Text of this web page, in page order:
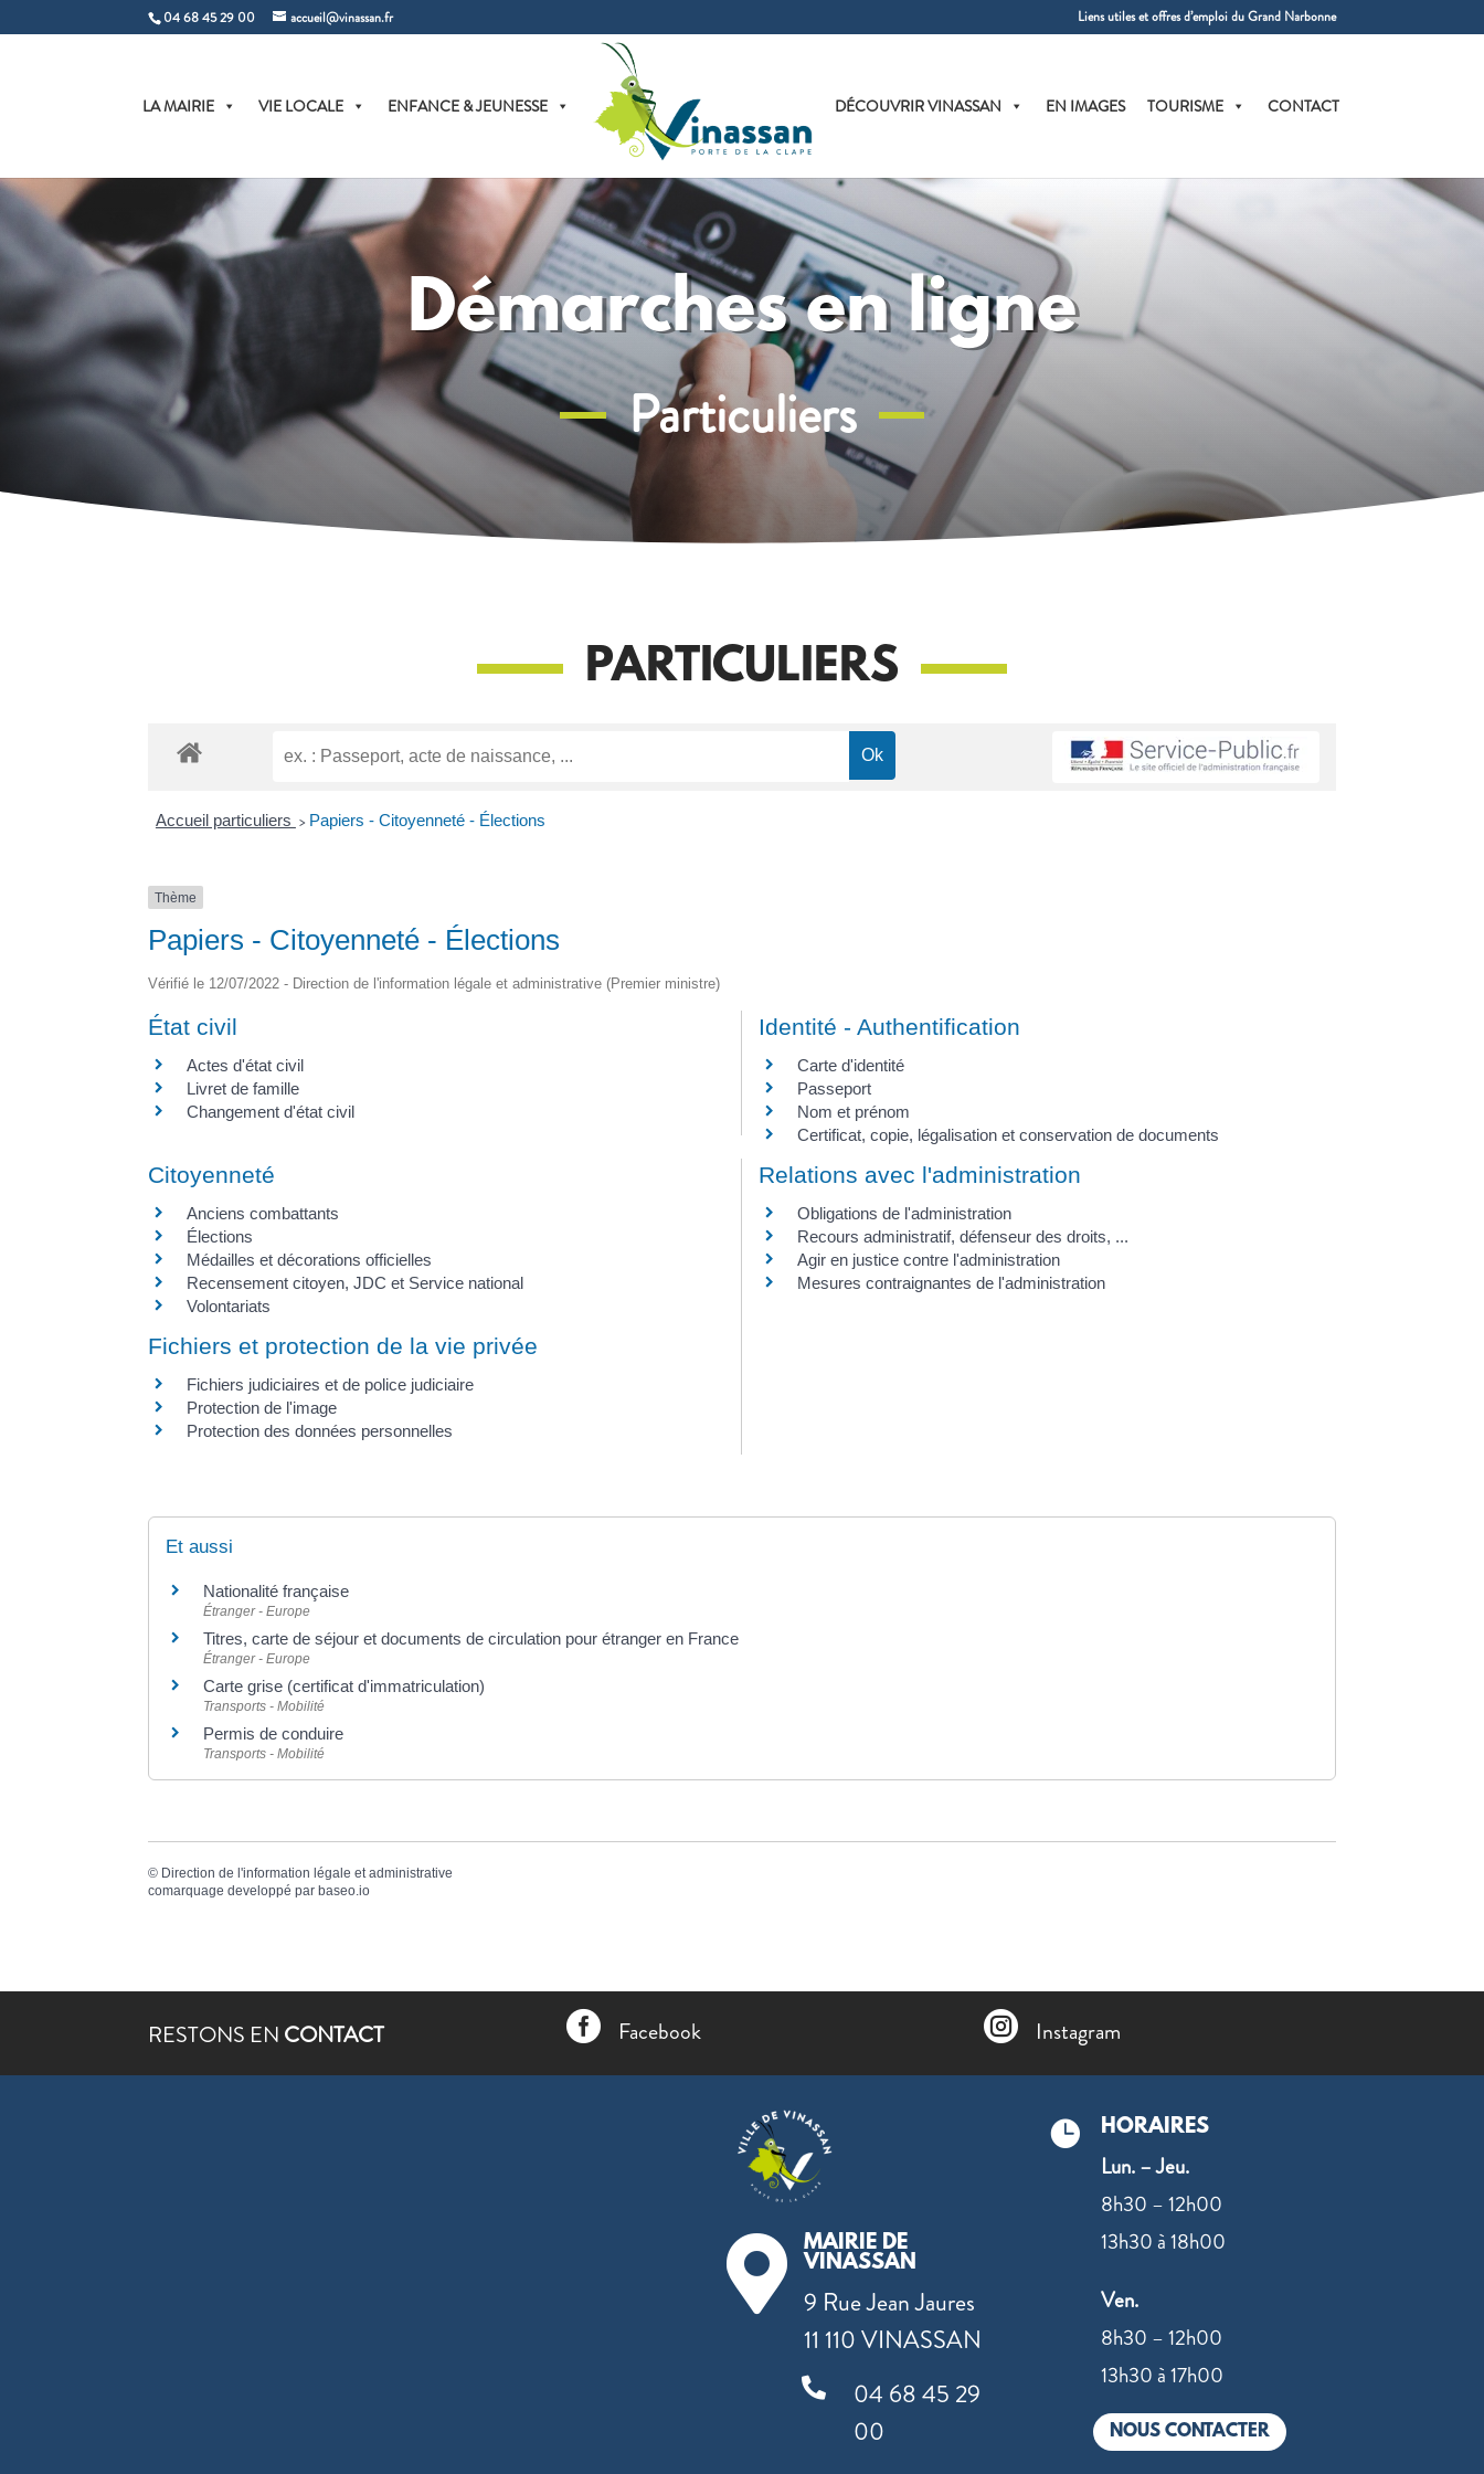
04 68 45 29 00 accueil@vinassan.fr Liens utiles et offres d’emploi du Grand Narbonne
LA MAIRIE VIE LOCALE ENFANCE & JEUNESSE DÉCOUVRIR VINASSAN EN IMAGES TOURISME CONTACT
Démarches en ligne
Particuliers
PARTICULIERS
Accueil particuliers > Papiers - Citoyenneté - Élections
Thème
Papiers - Citoyenneté - Élections
Vérifié le 12/07/2022 - Direction de l'information légale et administrative (Premier ministre)
État civil
Actes d'état civil
Livret de famille
Changement d'état civil
Identité - Authentification
Carte d'identité
Passeport
Nom et prénom
Certificat, copie, légalisation et conservation de documents
Citoyenneté
Anciens combattants
Élections
Médailles et décorations officielles
Recensement citoyen, JDC et Service national
Volontariats
Relations avec l'administration
Obligations de l'administration
Recours administratif, défenseur des droits, ...
Agir en justice contre l'administration
Mesures contraignantes de l'administration
Fichiers et protection de la vie privée
Fichiers judiciaires et de police judiciaire
Protection de l'image
Protection des données personnelles
Et aussi
Nationalité française
Étranger - Europe
Titres, carte de séjour et documents de circulation pour étranger en France
Étranger - Europe
Carte grise (certificat d'immatriculation)
Transports - Mobilité
Permis de conduire
Transports - Mobilité
© Direction de l'information légale et administrative
comarquage developpé parbaseo.io
RESTONS EN CONTACT  Facebook  Instagram

MAIRIE DE
VINASSAN
9 Rue Jean Jaures
11 110 VINASSAN

04 68 45 29
00
 HORAIRES
Lun. – Jeu.
8h30 – 12h00
13h30 à 18h00
Ven.
8h30 – 12h00
13h30 à 17h00
NOUS CONTACTER